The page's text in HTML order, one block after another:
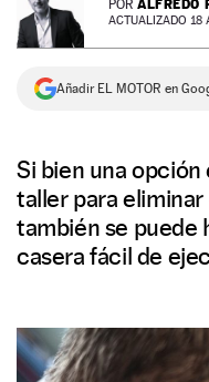
NEWSLETTER
SÍGUENOS
POR ALFREDO
ACTUALIZADO
Añadir EL MOTOR en
Si bien una opción
taller para
también se puede
casera fácil de